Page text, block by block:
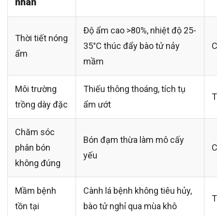
Thời tiết nóng
ẩm
Độ ẩm cao >80%, nhiệt độ 25-
35°C thúc đẩy bào tử nảy
mầm
Môi trường
trồng dày đặc
Thiếu thông thoáng, tích tụ
ẩm ướt
Chăm sóc
phân bón
không đúng
Bón đạm thừa làm mô cấy
yếu
Mầm bệnh
tồn tại
Cành lá bệnh không tiêu hủy,
bào tử nghỉ qua mùa khô